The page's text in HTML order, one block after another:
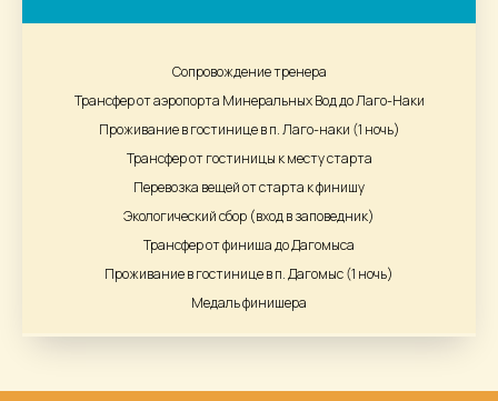
Сопровождение тренера
Трансфер от аэропорта Минеральных Вод до Лаго-Наки
Проживание в гостинице в п. Лаго-наки (1 ночь)
Трансфер от гостиницы к месту старта
Перевозка вещей от старта к финишу
Экологический сбор (вход в заповедник)
Трансфер от финиша до Дагомыса
Проживание в гостинице в п. Дагомыс (1 ночь)
Медаль финишера